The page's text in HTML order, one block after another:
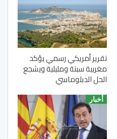
تقرير أمريكي رسمي يؤكد
مغربية سبتة ومليلية ويشجع
الحل الدبلوماسي
أخبار